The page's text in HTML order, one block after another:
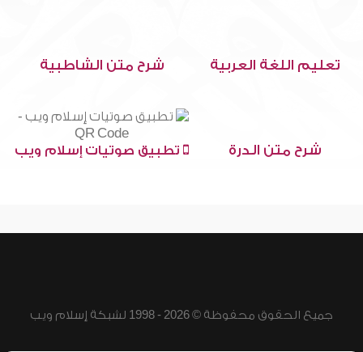
تعليم اللغة العربية شرح متن الشاطبية
شرح متن الدرة تطبيق صوتيات إسلام ويب
جميع الحقوق محفوظة © 2026 - 1998 لشبكة إسلام ويب